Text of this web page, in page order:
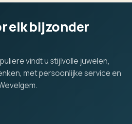
elk bijzonder
vindt u stijlvolle juwelen,
met persoonlijke service en